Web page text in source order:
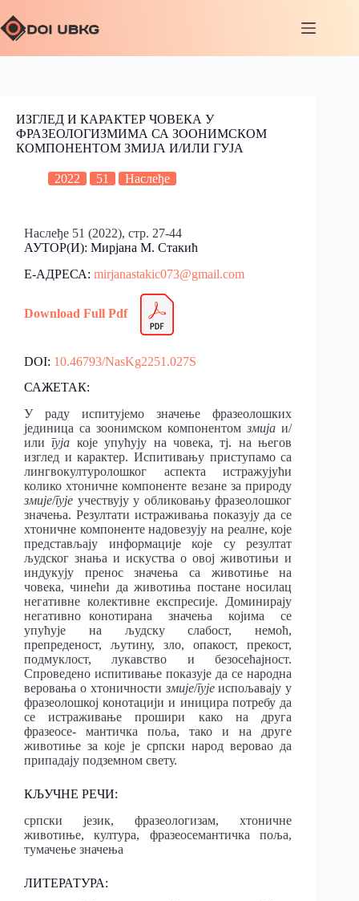
ИЗГЛЕД И КАРАКТЕР ЧОВЕКА У
ФРАЗЕОЛОГИЗМИМА СА ЗООНИМСКОМ
КОМПОНЕНТОМ ЗМИЈА И/ИЛИ ГУЈА
2022 51 Наслеђе
Наслеђе 51 (2022), стр. 27-44
АУТОР(И): Мирјана М. Стакић
Е-АДРЕСА: mirjanastakic073@gmail.com
Download Full Pdf
DOI: 10.46793/NasKg2251.027S
САЖЕТАК:
У раду испитујемо значење фразеолошких
јединица са зоонимском компонентомзмијаи/
илигуја које упућују на човека, тј. на његов
изглед и карактер. Испитивању приступамо са
лингвокултуролошког аспекта истражујући
колико хтоничне компоненте везане за природу
змије/гује учествују у обликовању фразеолошког
значења. Резултати истраживања показују да се
хтоничне компоненте надовезују на реалне, које
представљају информације које су резултат
људског знања и искуства о овој животињи и
индукују пренос значења са животиње на
човека, чинећи да животиња постане носилац
негативне колективне експресије. Доминирају
негативно конотирана значења којима се
упућује на људску слабост, немоћ,
препреденост, љутину, зло, опакост, прекост,
подмуклост, лукавство и безосећајност.
Спроведено испитивање показује да се народна
веровања о хтоничности змије/гујеиспољавају у
фразеолошкој конотацији и иницира потребу да
се истраживање прошири како на друга
фразеосе- мантичка поља, тако и на друге
животиње за које је српски народ веровао да
припадају подземном свету.
КЉУЧНЕ РЕЧИ:
српски језик, фразеологизам, хтоничне
животиње, култура, фразеосемантичка поља,
тумачење значења
ЛИТЕРАТУРА: